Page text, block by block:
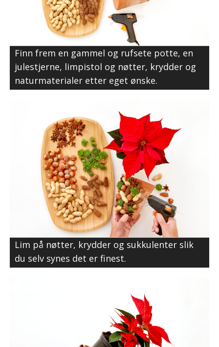
Finn frem en gammel og rufsete potte, en
julestjerne, limpistol og nøtter, krydder og
naturmaterialer etter eget ønske.
Lim på nøtter, krydder og sukkulenter slik
du selv synes det er finest.